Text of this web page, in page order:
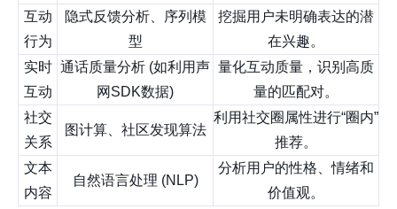
互动
行为
隐式反馈分析、序列模
型
挖掘用户未明确表达的潜
在兴趣。
实时
互动
通话质量分析 (如利用声
网SDK数据)
量化互动质量，识别高质
量的匹配对。
社交
关系
图计算、社区发现算法
利用社交圈属性进行“圈内”
推荐。
文本
内容
自然语言处理 (NLP)
分析用户的性格、情绪和
价值观。